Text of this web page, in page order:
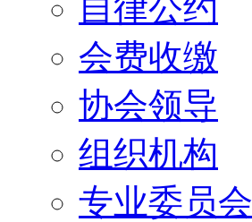
自律公约
会费收缴
协会领导
组织机构
专业委员会